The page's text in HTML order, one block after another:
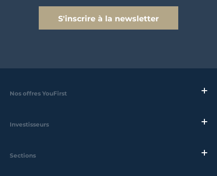
S'inscrire à la newsletter
Nos offres YouFirst
Investisseurs
Sections